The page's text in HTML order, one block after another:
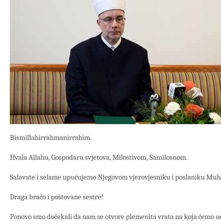
Bismillahirrahmanirrahim.
Hvala Allahu, Gospodaru svjetova, Milostivom, Samilosnom.
Salavate i selame upućujemo Njegovom vjerovjesniku i poslaniku
Draga braćo i poštovane sestre!
Ponovo smo dočekali da nam se otvore plemenita vrata na koja ćemo